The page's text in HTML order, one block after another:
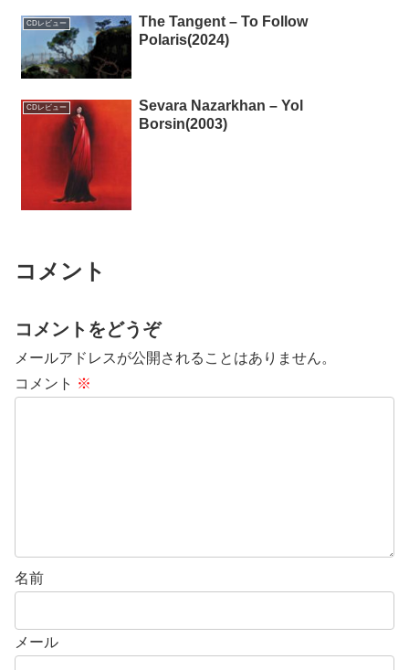
CDレビュー
The Tangent – To Follow
Polaris(2024)
CDレビュー
Sevara Nazarkhan – Yol
Borsin(2003)
コメント
コメントをどうぞ
メールアドレスが公開されることはありません。
コメント ※
名前
メール